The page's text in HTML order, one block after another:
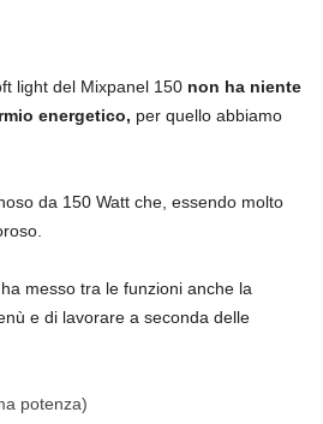
light del Mixpanel 150 non ha niente
energetico, per quello abbiamo
da 150 Watt che, essendo molto
messo tra le funzioni anche la
e di lavorare a seconda delle
potenza)